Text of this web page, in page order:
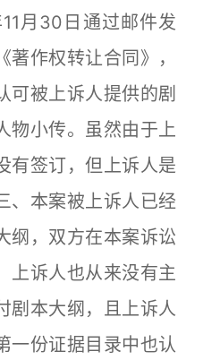
月30日通过邮件发
作权转让合同》，
可被上诉人提供的剧
物小传。虽然由于上
有签订，但上诉人是
、本案被上诉人已经
纲，双方在本案诉讼
上诉人也从来没有主
剧本大纲，且上诉人
一份证据目录中也认